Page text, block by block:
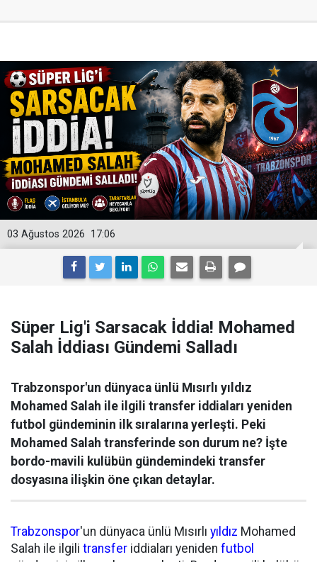
17:06
03 Ağustos 2026
Süper Lig'i Sarsacak İddia! Mohamed
Salah İddiası Gündemi Salladı
Trabzonspor'un dünyaca ünlü Mısırlı yıldız
Mohamed Salah ile ilgili transfer iddiaları yeniden
futbol gündeminin ilk sıralarına yerleşti. Peki
Mohamed Salah transferinde son durum ne? İşte
bordo-mavili kulübün gündemindeki transfer
dosyasına ilişkin öne çıkan detaylar.
Trabzonspor'un dünyaca ünlü Mısırlı yıldız Mohamed
Salah ile ilgili transfer iddiaları yeniden futbol